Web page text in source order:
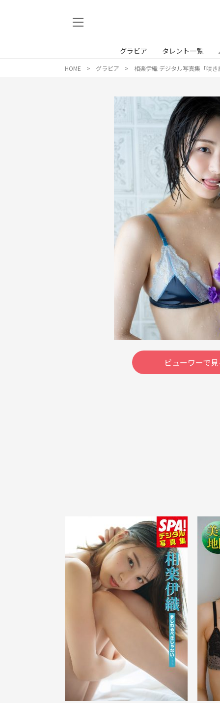
グラビア タレント一覧
HOME グラビア 相楽伊織 デジタル写真集「咲
ビューワーで